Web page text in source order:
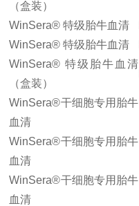
（盒装）
WinSera® 特级胎牛血清
WinSera® 特级胎牛血清
WinSera® 特级胎牛血清
（盒装）
WinSera®干细胞专用胎牛
血清
WinSera®干细胞专用胎牛
血清
WinSera®干细胞专用胎牛
血清